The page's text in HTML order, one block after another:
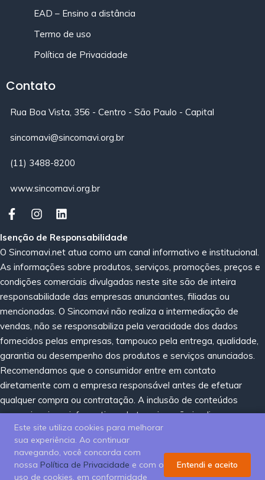
EAD – Ensino a distância
Termo de uso
Política de Privacidade
Contato
Rua Boa Vista, 356 - Centro - São Paulo - Capital
sincomavi@sincomavi.org.br
(11) 3488-8200
www.sincomavi.org.br
Isenção de Responsabilidade
O Sincomavi.net atua como um canal informativo e institucional.
As informações sobre produtos, serviços, promoções, preços e
condições comerciais divulgadas neste site são de inteira
responsabilidade das empresas anunciantes, filiadas ou
mencionadas. O Sincomavi não realiza a intermediação de
vendas, não se responsabiliza pela veracidade dos dados
fornecidos pelas empresas, tampouco pela entrega, qualidade,
garantia ou desempenho dos produtos e serviços anunciados.
Recomendamos que o consumidor entre em contato
diretamente com a empresa responsável antes de efetuar
qualquer compra ou contratação. A inclusão de conteúdos
promocionais ou informativos de terceiros não implica em
recomendação, certificação ou endosso por parte do Sincomavi.
Este site utiliza cookies para melhorar
sua experiência. Ao continuar
navegando, você concorda com
nossa Política de Privacidade e com o
uso de cookies, em conformidade
Entendi e aceito